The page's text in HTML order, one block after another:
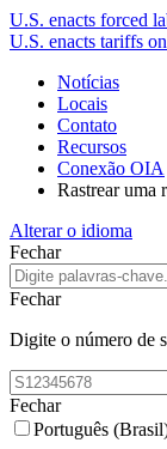
U.S. enacts forced
U.S. enacts tariffs
Notícias
Locais
Contato
Recursos
Conexão OIA
Rastrear uma
Alterar o idioma
Fechar
Fechar
Digite o número de
Fechar
Português